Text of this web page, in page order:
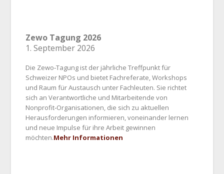
Zewo Tagung 2026
1. September 2026
Die Zewo‑Tagung ist der jährliche Treffpunkt für
Schweizer NPOs und bietet Fachreferate, Workshops
und Raum für Austausch unter Fachleuten. Sie richtet
sich an Verantwortliche und Mitarbeitende von
Nonprofit‑Organisationen, die sich zu aktuellen
Herausforderungen informieren, voneinander lernen
und neue Impulse für ihre Arbeit gewinnen
möchten.Mehr Informationen